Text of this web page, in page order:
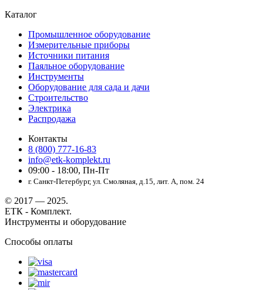
Каталог
Промышленное оборудование
Измерительные приборы
Источники питания
Паяльное оборудование
Инструменты
Оборудование для сада и дачи
Строительство
Электрика
Распродажа
Контакты
8 (800) 777-16-83
info@etk-komplekt.ru
09:00 - 18:00, Пн-Пт
г. Санкт-Петербург, ул. Смоляная, д.15, лит. А, пом. 24
© 2017 — 2025.
ЕТК - Комплект.
Инструменты и оборудование
Способы оплаты